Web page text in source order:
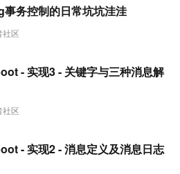
社区
务控制的日常坑坑洼洼
社区
- 实现3 - 关键字与三种消息解
- 实现2 - 消息定义及消息日志